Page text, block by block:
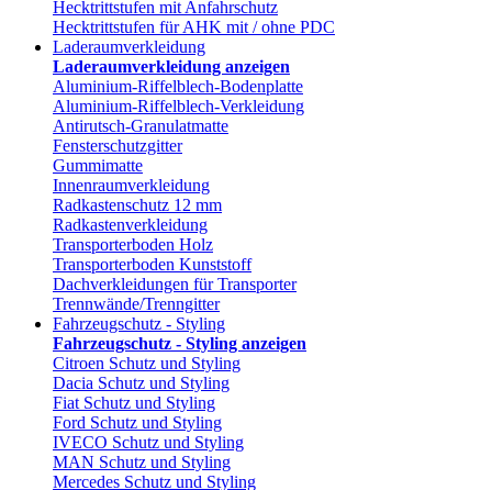
Hecktrittstufen mit Anfahrschutz
Hecktrittstufen für AHK mit / ohne PDC
Laderaumverkleidung
Laderaumverkleidung anzeigen
Aluminium-Riffelblech-Bodenplatte
Aluminium-Riffelblech-Verkleidung
Antirutsch-Granulatmatte
Fensterschutzgitter
Gummimatte
Innenraumverkleidung
Radkastenschutz 12 mm
Radkastenverkleidung
Transporterboden Holz
Transporterboden Kunststoff
Dachverkleidungen für Transporter
Trennwände/Trenngitter
Fahrzeugschutz - Styling
Fahrzeugschutz - Styling anzeigen
Citroen Schutz und Styling
Dacia Schutz und Styling
Fiat Schutz und Styling
Ford Schutz und Styling
IVECO Schutz und Styling
MAN Schutz und Styling
Mercedes Schutz und Styling